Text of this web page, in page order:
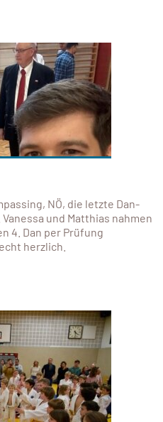
NÖ, die letzte Dan-
und Matthias nahmen
4. Dan per Prüfung
herzlich.